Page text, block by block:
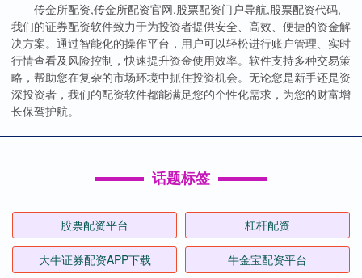
传金所配资,传金所配资官网,股票配资门户导航,股票配资代码,
我们的证券配资软件致力于为投资者提供安全、高效、便捷的资金解
决方案。通过智能化的操作平台，用户可以轻松进行账户管理、实时
行情查看及风险控制，快速提升资金使用效率。软件支持多种交易策
略，帮助您在复杂的市场环境中抓住投资机会。无论您是新手还是资
深投资者，我们的配资软件都能满足您的个性化需求，为您的财富增
长保驾护航。
话题标签
股票配资平台 杠杆配资
大牛证券配资APP下载 牛金宝配资平台